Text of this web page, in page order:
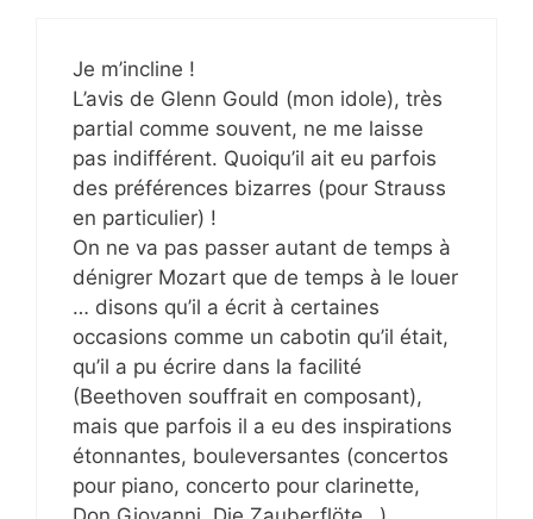
Je m’incline !
L’avis de Glenn Gould (mon idole), très
partial comme souvent, ne me laisse
pas indifférent. Quoiqu’il ait eu parfois
des préférences bizarres (pour Strauss
en particulier) !
On ne va pas passer autant de temps à
dénigrer Mozart que de temps à le louer
… disons qu’il a écrit à certaines
occasions comme un cabotin qu’il était,
qu’il a pu écrire dans la facilité
(Beethoven souffrait en composant),
mais que parfois il a eu des inspirations
étonnantes, bouleversantes (concertos
pour piano, concerto pour clarinette,